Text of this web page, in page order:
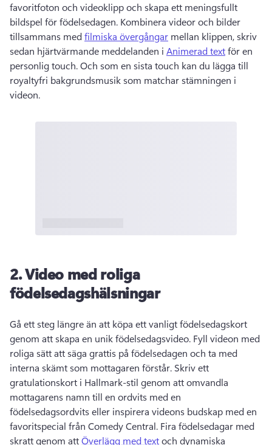
favoritfoton och videoklipp och skapa ett meningsfullt
bildspel för födelsedagen. Kombinera videor och bilder
tillsammans med filmiska övergångar mellan klippen, skriv
sedan hjärtvärmande meddelanden i Animerad text för en
personlig touch. Och som en sista touch kan du lägga till
royaltyfri bakgrundsmusik som matchar stämningen i
videon.
2.Video med roliga
födelsedagshälsningar
Gå ett steg längre än att köpa ett vanligt födelsedagskort
genom att skapa en unik födelsedagsvideo. Fyll videon med
roliga sätt att säga grattis på födelsedagen och ta med
interna skämt som mottagaren förstår. Skriv ett
gratulationskort i Hallmark-stil genom att omvandla
mottagarens namn till en ordvits med en
födelsedagsordvits eller inspirera videons budskap med en
favoritspecial från Comedy Central. Fira födelsedagar med
skratt genom att Överlägg med text och dynamiska